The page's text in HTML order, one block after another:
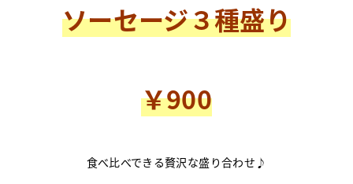
ソーセージ３種盛り
￥900
食べ比べできる贅沢な盛り合わせ♪